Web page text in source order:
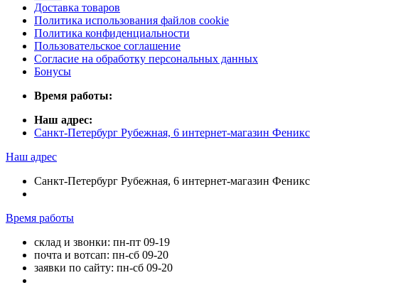
Доставка товаров
Политика использования файлов cookie
Политика конфиденциальности
Пользовательское соглашение
Согласие на обработку персональных данных
Бонусы
Время работы:
Наш адрес:
Санкт-Петербург Рубежная, 6 интернет-магазин Феникс
Наш адрес
Санкт-Петербург Рубежная, 6 интернет-магазин Феникс
Время работы
склад и звонки: пн-пт 09-19
почта и вотсап: пн-сб 09-20
заявки по сайту: пн-сб 09-20